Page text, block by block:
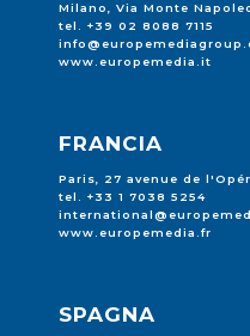
Milano, Via Monte
tel. +39 02 8088 7115
www.europemedia.it
FRANCIA
Paris, 27 avenue de
tel. +33 1 7038 5254
www.europemedia.fr
SPAGNA